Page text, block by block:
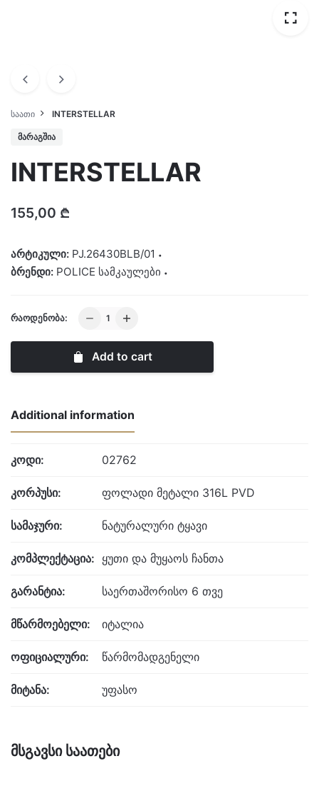
ᲡᲐᲐᲗᲘ INTERSTELLAR
ᲛᲐᲠᲐᲒᲨᲘᲐ
INTERSTELLAR
155,00 ₾
არტიკული: PJ.26430BLB/01
ბრენდი: POLICE სამკაულები
ᲠᲐᲝᲓᲔᲜᲝᲑᲐ:
INTERSTELLAR
Add to cart
Additional information
კოდი: 02762
კორპუსი: ფოლადი მეტალი 316L PVD
სამაჯური: ნატურალური ტყავი
კომპლექტაცია: ყუთი და მუყაოს ჩანთა
გარანტია: საერთაშორისო 6 თვე
მწარმოებელი: იტალია
ოფიციალური: წარმომადგენელი
მიტანა: უფასო
მსგავსი საათები